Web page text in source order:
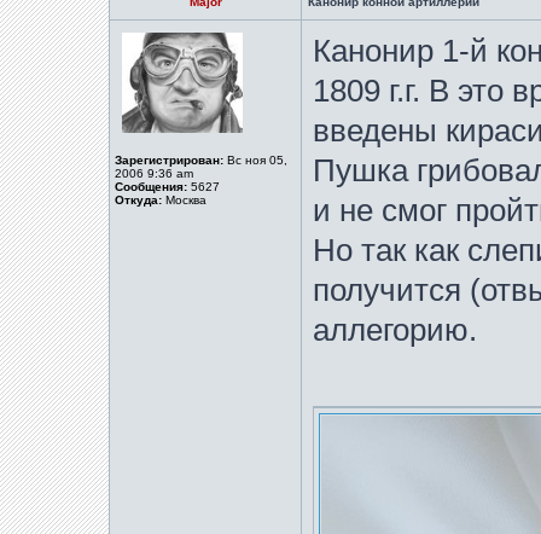
Зарегистрирован: Вс ноя 05,
2006 9:36 am
Сообщения: 5627
Откуда: Москва
Канонир 1-й
1809 г.г. В это
введены
Пушка
и не смог
Но так как
получится
аллегорию.